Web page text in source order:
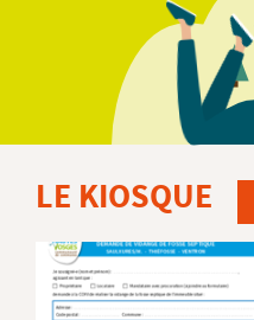
LE KIOSQUE